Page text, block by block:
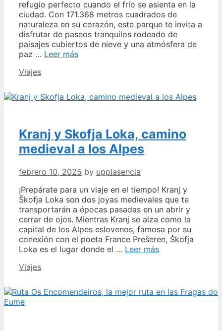
refugio perfecto cuando el frío se asienta en la
ciudad. Con 171.368 metros cuadrados de
naturaleza en su corazón, este parque te invita a
disfrutar de paseos tranquilos rodeado de
paisajes cubiertos de nieve y una atmósfera de
paz … Leer másDescubre
Parque
de
Oviedo:
Un
oasis
en
ciudad
Categories
Viajes
Kranj y Skofja Loka, camino
medieval a los Alpes
febrero 10, 2025 by upplasencia
¡Prepárate para un viaje en el tiempo! Kranj y
Škofja Loka son dos joyas medievales que te
transportarán a épocas pasadas en un abrir y
cerrar de ojos. Mientras Kranj se alza como la
capital de los Alpes eslovenos, famosa por su
conexión con el poeta France Prešeren, Škofja
Loka es el lugar donde el … Leer másKranj
camino
medieval
Categories
Viajes